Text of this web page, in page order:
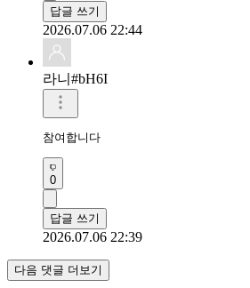
답글 쓰기
2026.07.06 22:44
라니#bH6I
참여합니다
0
답글 쓰기
2026.07.06 22:39
다음 댓글 더보기